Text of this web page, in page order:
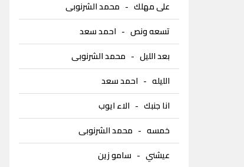
على مهلك- محمد الشرنوبى
تسعه ونص- احمد سعد
بعد الليل- محمد الشرنوبى
الليله- احمد سعد
انا جنبك- الاء ايوب
خمسه- محمد الشرنوبى
عيشني- سامو زين